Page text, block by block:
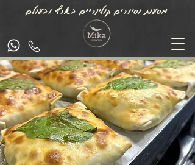
מסעות וסיורים קולינריים בארץ ובעולם